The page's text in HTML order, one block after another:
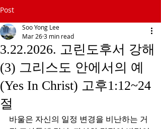
Post
3.22.2026. 고린도후서 강해
(3) 그리스도 안에서의 예
(Yes In Christ) 고후1:12~24
절
Soo Yong Lee
Mar 263 min read
바울은 자신의 일정 변경을 비난하는 거